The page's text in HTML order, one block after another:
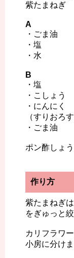
紫たまね
A
・ごま油
・塩
・水
B
・塩
・こしょ
・にんに
（すりおろす
・ごま油
ポン酢しょ
作り方
紫たまねぎ
をぎゅっと絞
カリフラワ
小房に分けま